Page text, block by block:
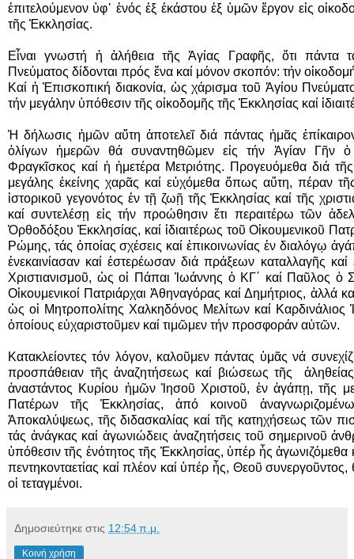
ἐπιτελούμενον ὑφ᾿ ἑνός ἐξ ἑκάστου ἐξ ὑμῶν ἔργον εἰς
τῆς Ἐκκλησίας.
Εἶναι γνωστή ἡ ἀλήθεια τῆς Ἁγίας Γραφῆς, ὅτι πάντα
Πνεύματος δίδονται πρός ἕνα καί μόνον σκοπόν: τήν
Καί ἡ Ἐπισκοπική διακονία, ὡς χάρισμα τοῦ Ἁγίου
τήν μεγάλην ὑπόθεσιν τῆς οἰκοδομῆς τῆς Ἐκκλησίας καί
Ἡ δήλωσις ἡμῶν αὕτη ἀποτελεῖ διά πάντας ἡμᾶς
ὀλίγων ἡμερῶν θά συναντηθῶμεν εἰς τήν Ἁγίαν Γῆν
Φραγκῖσκος καί ἡ ἡμετέρα Μετριότης. Προγευόμεθα διά
μεγάλης ἐκείνης χαρᾶς καί εὐχόμεθα ὅπως αὕτη, πέραν
ἱστορικοῦ γεγονότος ἐν τῇ ζωῇ τῆς Ἐκκλησίας καί τῆς
καί συντελέσῃ εἰς τήν προώθησιν ἔτι περαιτέρω τῶν
Ὀρθοδόξου Ἐκκλησίας, καί ἰδιαιτέρως τοῦ Οἰκουμενικοῦ
Ρώμης, τάς ὁποίας σχέσεις καί ἐπικοινωνίας ἐν διαλόγῳ
ἐνεκαινίασαν καί ἐστερέωσαν διά πράξεων καταλλαγῆς καί
Χριστιανισμοῦ, ὡς οἱ Πάπαι Ἰωάννης ὁ ΚΓ΄ καί Παῦλος ὁ
Οἰκουμενικοί Πατριάρχαι Ἀθηναγόρας καί Δημήτριος, ἀλλά
ὡς οἱ Μητροπολίτης Χαλκηδόνος Μελίτων καί Καρδινάλιος
ὁποίους εὐχαριστοῦμεν καί τιμῶμεν τήν προσφοράν αὐτῶν.
Κατακλείοντες τόν λόγον, καλοῦμεν πάντας ὑμᾶς νά
προσπάθειαν τῆς ἀναζητήσεως καί βιώσεως τῆς
ἀναστάντος Κυρίου ἡμῶν Ἰησοῦ Χριστοῦ, ἐν ἀγάπῃ, τῆς
Πατέρων τῆς Ἐκκλησίας, ἀπό κοινοῦ
Ἀποκαλύψεως, τῆς διδασκαλίας καί τῆς κατηχήσεως τῶν
τάς ἀνάγκας καί ἀγωνιώδεις ἀναζητήσεις τοῦ σημερινοῦ
ὑπόθεσιν τῆς ἑνότητος τῆς Ἐκκλησίας, ὑπέρ ἧς ἀγωνιζόμεθα
πεντηκονταετίας καί πλέον καί ὑπέρ ἧς, Θεοῦ
οἱ τεταγμένοι.
Δημοσιεύτηκε στις 12:54 π.μ.
Κοινή χρήση